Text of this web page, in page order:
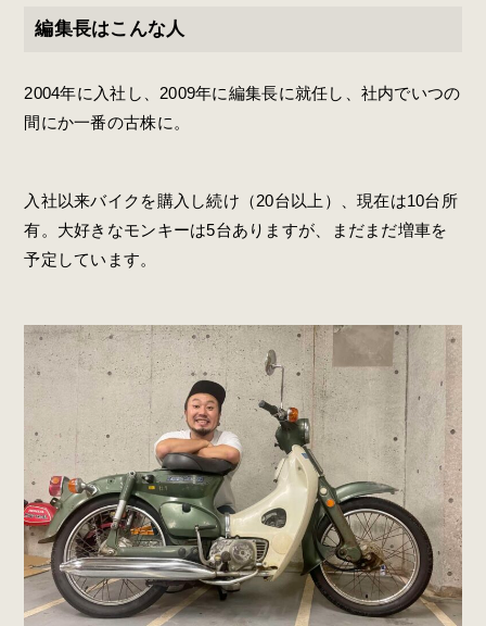
編集長はこんな人
2004年に入社し、2009年に編集長に就任し、社内でいつの
間にか一番の古株に。
入社以来バイクを購入し続け（20台以上）、現在は10台所
有。大好きなモンキーは5台ありますが、まだまだ増車を
予定しています。